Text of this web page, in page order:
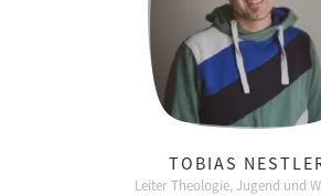
TOBIAS
Leiter Theologie, Jugend und